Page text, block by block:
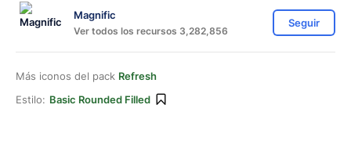
Magnific
Ver todos los recursos 3,282,856
Seguir
Más iconos del pack Refresh
Estilo: Basic Rounded Filled